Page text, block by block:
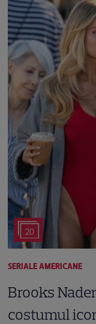
20
SERIALE AMERICANE
Brooks
costumul